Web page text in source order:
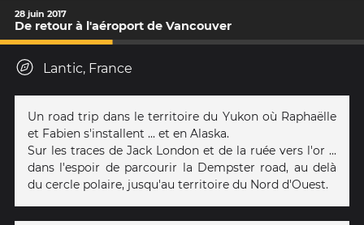
28 juin 2017
De retour à l'aéroport de Vancouver
Lantic, France
Un road trip dans le territoire du Yukon où Raphaëlle
et Fabien s'installent ... et en Alaska.
Sur les traces de Jack London et de la ruée vers l'or ...
dans l'espoir de parcourir la Dempster road, au delà
du cercle polaire, jusqu'au territoire du Nord d'Ouest.